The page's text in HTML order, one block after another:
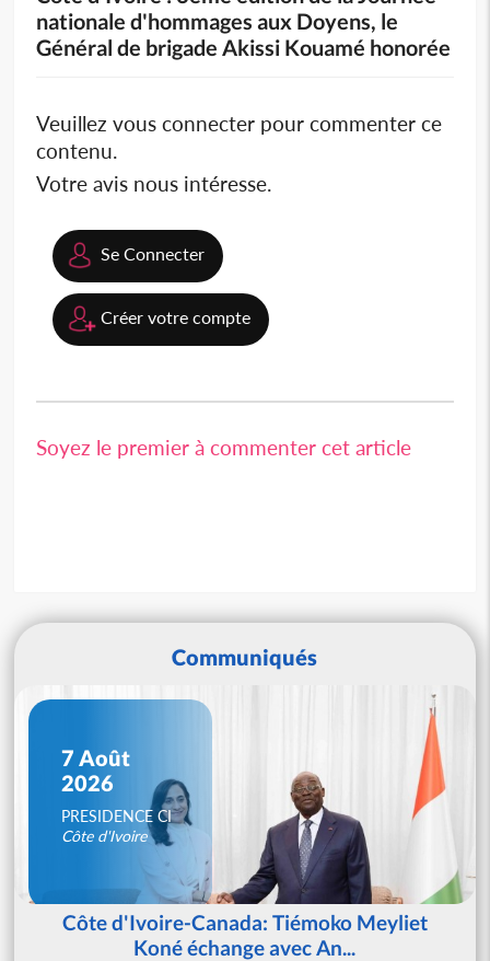
nationale d'hommages aux Doyens, le
Général de brigade Akissi Kouamé honorée
Veuillez vous connecter pour commenter ce
contenu.
Votre avis nous intéresse.
Se Connecter
Créer votre compte
Soyez le premier à commenter cet article
Communiqués
7 Août
2026
PRESIDENCE CI
Côte d'Ivoire
Côte d'Ivoire-Canada: Tiémoko Meyliet
Koné échange avec An...